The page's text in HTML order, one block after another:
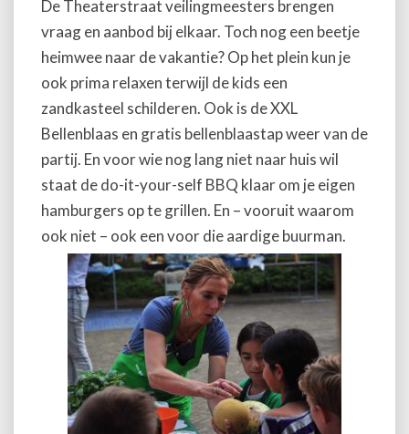
De Theaterstraat veilingmeesters brengen
vraag en aanbod bij elkaar. Toch nog een beetje
heimwee naar de vakantie? Op het plein kun je
ook prima relaxen terwijl de kids een
zandkasteel schilderen. Ook is de XXL
Bellenblaas en gratis bellenblaastap weer van de
partij. En voor wie nog lang niet naar huis wil
staat de do-it-your-self BBQ klaar om je eigen
hamburgers op te grillen. En – vooruit waarom
ook niet – ook een voor die aardige buurman.